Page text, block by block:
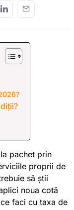
pachet prin
proprii de
să știi
noua cotă
faci cu taxa de